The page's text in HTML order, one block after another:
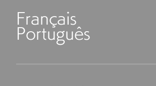
Français
Português